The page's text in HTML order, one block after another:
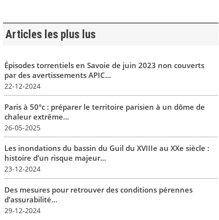
Articles les plus lus
Épisodes torrentiels en Savoie de juin 2023 non couverts
par des avertissements APIC...
22-12-2024
Paris à 50°c : préparer le territoire parisien à un dôme de
chaleur extrême...
26-05-2025
Les inondations du bassin du Guil du XVIIIe au XXe siècle :
histoire d’un risque majeur...
23-12-2024
Des mesures pour retrouver des conditions pérennes
d’assurabilité...
29-12-2024